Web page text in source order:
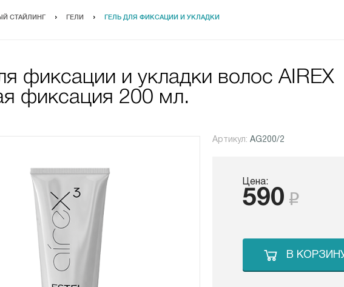
СТАЙЛИНГ ГЕЛИ ГЕЛЬ ДЛЯ ФИКСАЦИИ И УКЛАДКИ
фиксации и укладки волос AIREX
фиксация 200 мл.
Артикул: AG200/2
Цена:
590
В